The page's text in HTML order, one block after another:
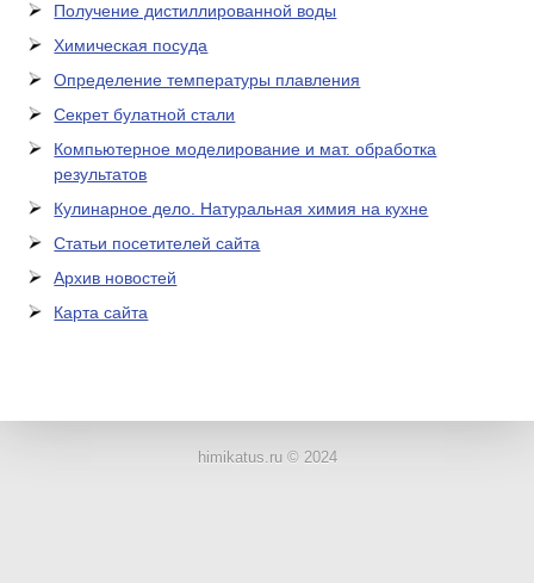
Получение дистиллированной воды
Химическая посуда
Определение температуры плавления
Секрет булатной стали
Компьютерное моделирование и мат. обработка
результатов
Кулинарное дело. Натуральная химия на кухне
Статьи посетителей сайта
Архив новостей
Карта сайта
himikatus.ru © 2024